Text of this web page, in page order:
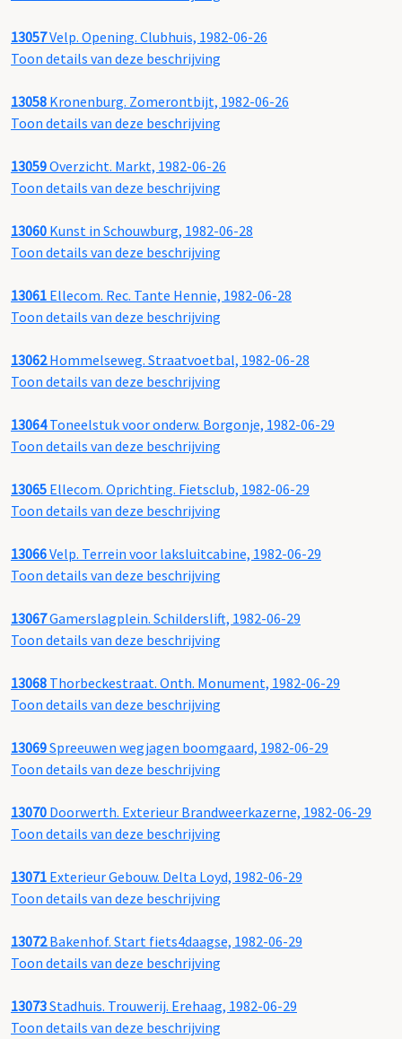
13057Velp. Opening. Clubhuis, 1982-06-26
Toon details van deze beschrijving
13058 Kronenburg. Zomerontbijt, 1982-06-26
Toon details van deze beschrijving
13059Overzicht. Markt, 1982-06-26
Toon details van deze beschrijving
13060 Kunst in Schouwburg, 1982-06-28
Toon details van deze beschrijving
13061 Ellecom. Rec. Tante Hennie, 1982-06-28
Toon details van deze beschrijving
13062Hommelseweg. Straatvoetbal, 1982-06-28
Toon details van deze beschrijving
13064Toneelstuk voor onderw. Borgonje, 1982-06-29
Toon details van deze beschrijving
13065 Ellecom. Oprichting. Fietsclub, 1982-06-29
Toon details van deze beschrijving
13066Velp. Terrein voor laksluitcabine, 1982-06-29
Toon details van deze beschrijving
13067Gamerslagplein. Schilderslift, 1982-06-29
Toon details van deze beschrijving
13068 Thorbeckestraat. Onth. Monument, 1982-06-29
Toon details van deze beschrijving
13069Spreeuwen wegjagen boomgaard, 1982-06-29
Toon details van deze beschrijving
13070 Doorwerth. Exterieur Brandweerkazerne, 1982-06-29
Toon details van deze beschrijving
13071 Exterieur Gebouw. Delta Loyd, 1982-06-29
Toon details van deze beschrijving
13072Bakenhof. Start fiets4daagse, 1982-06-29
Toon details van deze beschrijving
13073Stadhuis. Trouwerij. Erehaag, 1982-06-29
Toon details van deze beschrijving